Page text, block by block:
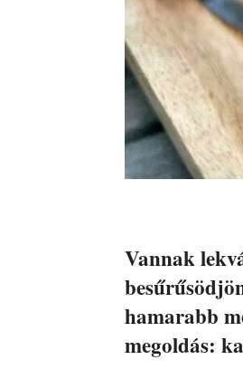
Vannak
hamarabb
megoldás: